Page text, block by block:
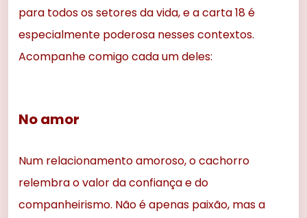
para todos os setores da vida, e a carta 18 é
especialmente poderosa nesses contextos.
Acompanhe comigo cada um deles:
No amor
Num relacionamento amoroso, o cachorro
relembra o valor da confiança e do
companheirismo. Não é apenas paixão, mas a